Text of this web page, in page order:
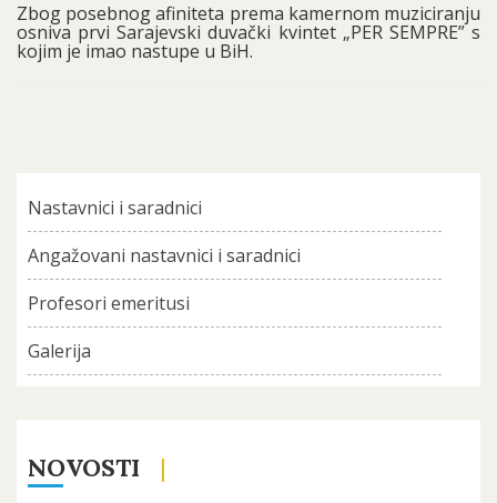
Zbog posebnog afiniteta prema kamernom muziciranju
osniva prvi Sarajevski duvački kvintet „PER SEMPRE” s
kojim je imao nastupe u BiH.
Nastavnici i saradnici
Angažovani nastavnici i saradnici
Profesori emeritusi
Galerija
NOVOSTI